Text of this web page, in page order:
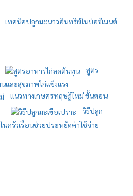
เทคนิคปลูกมะนาวอินทรีย์ในบ่อซีเมนต์
สูตร
และสุขภาพไก่แข็งแรง
แนวทางเกษตรทฤษฎีใหม่ ขั้นตอน
วิธีปลูก
นครัวเรือนช่วยประหยัดค่าใช้จ่าย